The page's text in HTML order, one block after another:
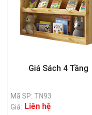
Giá Sách 4 Tầng
Mã SP: TN93
Giá: Liên hệ